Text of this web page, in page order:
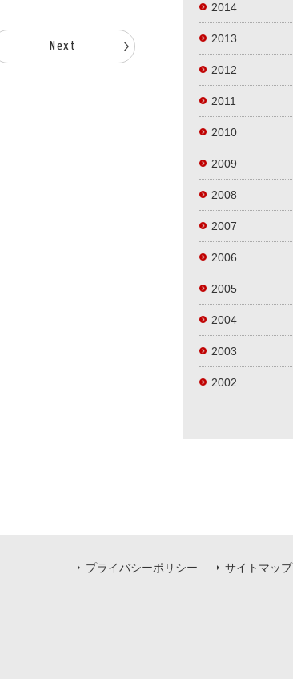
Next
2014
2013
2012
2011
2010
2009
2008
2007
2006
2005
2004
2003
2002
プライバシーポリシー サイトマップ